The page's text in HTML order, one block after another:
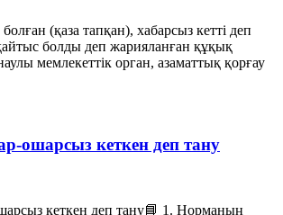
(қаза тапқан), хабарсыз кетті деп
болды деп жарияланған құқық
мемлекеттік орган, азаматтық қорғау
ошарсыз кеткен деп тану
кеткен деп тану📘 1. Норманың